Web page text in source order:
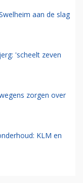
aan de slag
'scheelt zeven
zorgen over
KLM en